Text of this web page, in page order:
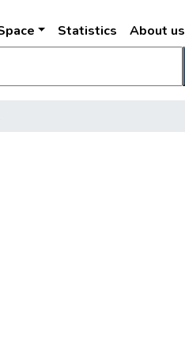
Statistics About us